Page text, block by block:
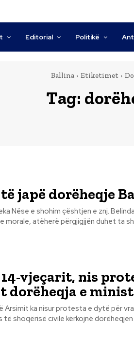
Editorial Politikë
Ballina Etiketimet
Tag:
japë dorëheqje
politike,
morale, atëherë përgjigjjën duhet ta
vjeçarit, nis
dorëheqja e
ka nisur protesta e dytë për vrasjen
shoqërisë civile kërkojnë dorëheqjen